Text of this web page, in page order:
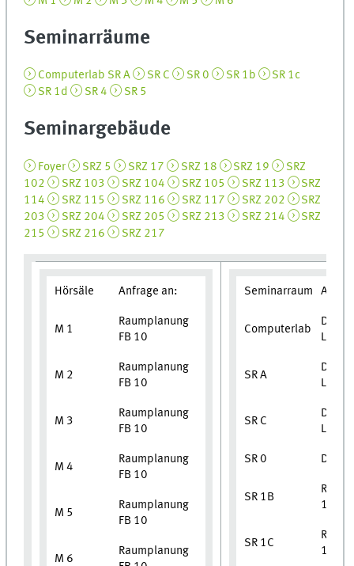
Seminarräume
Computerlab SR A SR C SR 0 SR 1b
SR 1c
SR 1d
SR 4 SR 5
Seminargebäude
Foyer SRZ 5 SRZ 17 SRZ 18 SRZ 19
SRZ
102
SRZ 103 SRZ 104 SRZ 105 SRZ 113
SRZ
114
SRZ 115 SRZ 116 SRZ 117 SRZ 202
SRZ
203
SRZ 204 SRZ 205 SRZ 213 SRZ 214
SRZ
215
SRZ 216 SRZ 217
Hörsäle Anfrage an:
M 1
Raumplanung
FB 10
M 2
Raumplanung
FB 10
M 3
Raumplanung
FB 10
M 4
Raumplanung
FB 10
M 5
Raumplanung
FB 10
M 6
Raumplanung
Seminarraum
Computerlab
SR A
SR C
SR 0
SR 1B
10
SR 1C
10